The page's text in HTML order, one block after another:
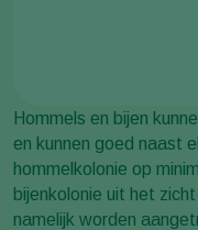
Hommels en bijen
en kunnen goed naast
hommelkolonie op
bijenkolonie uit het
namelijk worden